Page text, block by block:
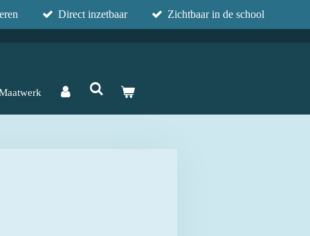
Direct inzetbaar Zichtbaar in de school